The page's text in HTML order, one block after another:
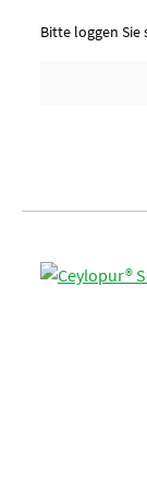
2-5 g je kg
per
Bitte loggen Sie